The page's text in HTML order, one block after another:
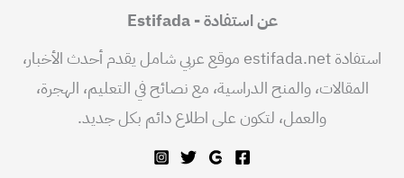
عن استفادة - Estifada
استفادة estifada.net موقع عربي شامل يقدم أحدث الأخبار،
المقالات، والمنح الدراسية، مع نصائح في التعليم، الهجرة،
والعمل، لتكون على اطلاع دائم بكل جديد.